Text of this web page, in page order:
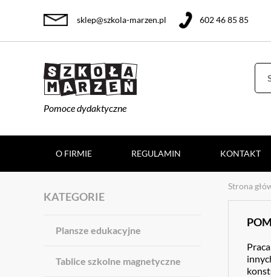
Pomoce dydaktyczne
sklep@szkola-marzen.pl 602 46 85 85
O FIRMIE REGULAMIN KONTAKT
KATEGORIE
Plansze edukacyjne
Tablice szkolne magnetyczne
Strona